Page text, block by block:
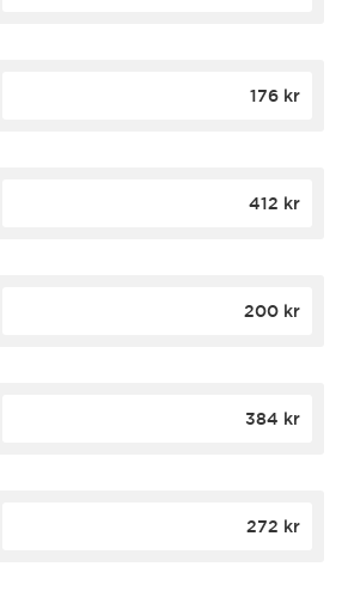
176 kr
412 kr
200 kr
384 kr
272 kr